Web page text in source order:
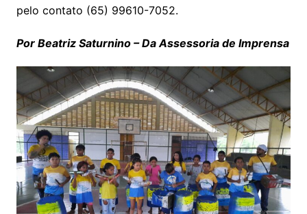
pelo contato (65) 99610-7052.
Por Beatriz Saturnino – Da Assessoria de Imprensa